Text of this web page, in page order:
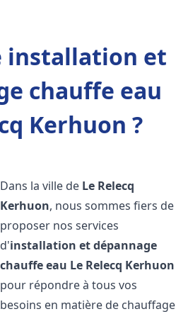
installation et
chauffe eau
Kerhuon ?
Dans la ville de Le Relecq
Kerhuon, nous sommes fiers de
proposer nos services
d'installation et dépannage
chauffe eau Le Relecq Kerhuon
pour répondre à tous vos
besoins en matière de chauffage